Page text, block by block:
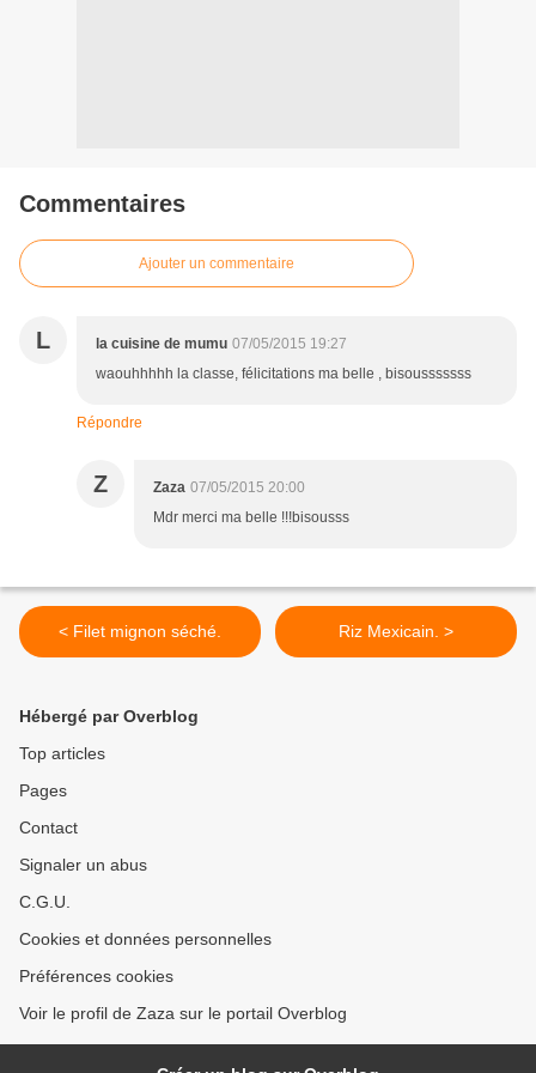
Commentaires
Ajouter un commentaire
L la cuisine de mumu 07/05/2015 19:27
waouhhhhh la classe, félicitations ma belle , bisousssssss
Répondre
Z Zaza 07/05/2015 20:00
Mdr merci ma belle !!!bisousss
< Filet mignon séché. Riz Mexicain. >
Hébergé par Overblog
Top articles
Pages
Contact
Signaler un abus
C.G.U.
Cookies et données personnelles
Préférences cookies
Voir le profil de Zaza sur le portail Overblog